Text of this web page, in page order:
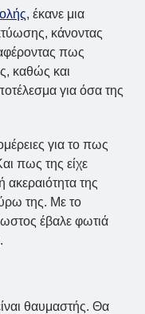
, έκανε μια
κάνοντας
πως
καθώς και
για όσα της
για το πως
πως της είχε
ακεραιότητα της
της. Με το
έβαλε φωτιά
θαυμαστής. Θα